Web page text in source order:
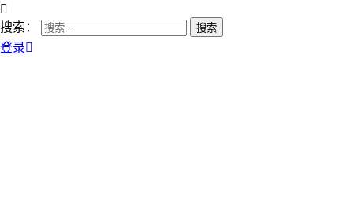
搜索：
登录